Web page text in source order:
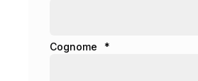
Cognome *